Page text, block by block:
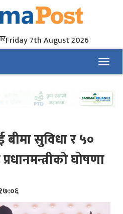
Friday 7th August 2026
बीमा सुविधा र ५०
घोषणा